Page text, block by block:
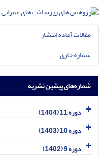
مقالات آماده انتشار
شماره جاری
شماره‌های پیشین نشریه
دوره 11 (1404)
دوره 10 (1403)
دوره 9 (1402)